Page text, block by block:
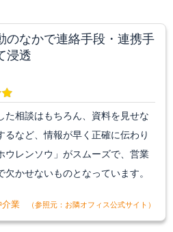
のなかで連絡手段・連携手
浸透
た相談はもちろん、資料を見せな
るなど、情報が早く正確に伝わり
ウレンソウ」がスムーズで、営業
欠かせないものとなっています。
介業 （参照元：お隣オフィス公式サイト）